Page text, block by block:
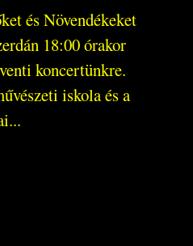
és Növendékeket
18:00 órakor
koncertünkre.
iskola és a